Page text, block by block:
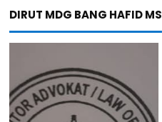
DIRUT MDG BANG HAFID MS